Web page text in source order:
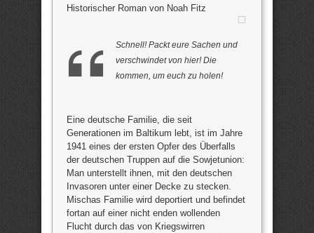
Historischer Roman von Noah Fitz
Schnell! Packt eure Sachen und
verschwindet von hier! Die
kommen, um euch zu holen!
Eine deutsche Familie, die seit
Generationen im Baltikum lebt, ist im Jahre
1941 eines der ersten Opfer des Überfalls
der deutschen Truppen auf die Sowjetunion:
Man unterstellt ihnen, mit den deutschen
Invasoren unter einer Decke zu stecken.
Mischas Familie wird deportiert und befindet
fortan auf einer nicht enden wollenden
Flucht durch das von Kriegswirren